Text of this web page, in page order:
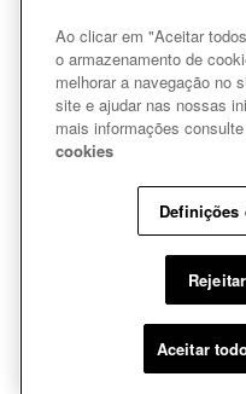
A Beleza na Web se reserva
de digitação ou gráfico e
ofertados nos e-mails
informações do site. Av.
Jordanésia, Cajamar - SP,
Ao clicar em "Aceitar
o armazenamento de
melhorar a navegação no
site e ajudar nas nossas
mais informações
cookies
Definições
Aceitar